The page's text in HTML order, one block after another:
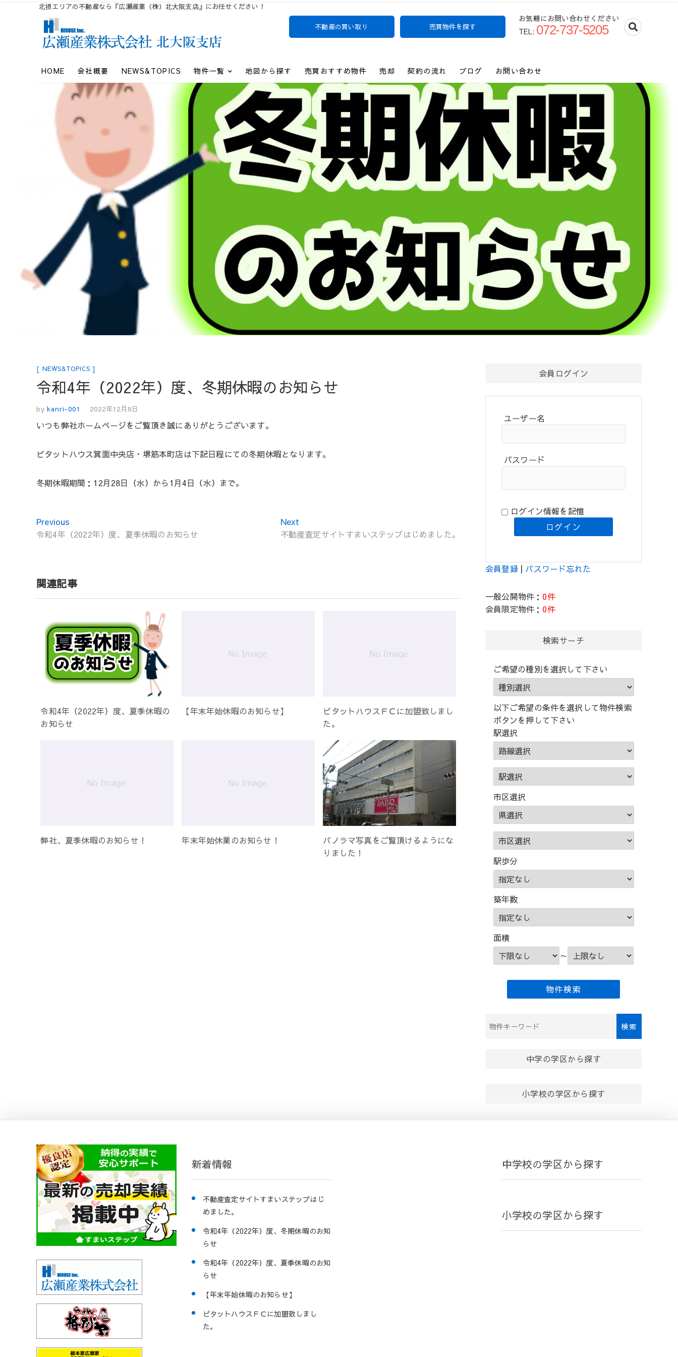
北摂エリアの不動産なら『広瀬産業（株）北大阪支店』にお任せください！
広瀬産業（株）北大阪支店
不動産の買い取り 売買物件を探す
お気軽にお問い合わせください
TEL: 072-737-5205
HOME 会社概要 NEWS&TOPICS 物件一覧 地図から探す 売買おすすめ物件 売却 契約の流れ ブログ お問い合わせ
NEWS&TOPICS
令和4年（2022年）度、冬期休暇のお知らせ
by kanri-001 2022年12月8日
いつも弊社ホームページをご覧頂き誠にありがとうございます。
ピタットハウス箕面中央店・堺筋本町店は下記日程にての冬期休暇となります。
冬期休暇期間：12月28日（水）から1月4日（水）まで。
投
ビ
ゲ
ー
ョ
ン
Previous
r
o
u
p
o
s
t
:
令和4年（2022年）度、夏季休暇のお知らせ
Next
e
s
不動産査定サイトすまいステップはじめました。
関連記事
令和4年（2022年）度、夏季休暇の
お知らせ
【年末年始休暇のお知らせ】
ピタットハウスＦＣに加盟致しまし
た。
弊社、夏季休暇のお知らせ！ 年末年始休業のお知らせ！
パノラマ写真をご覧頂けるようにな
りました！
会員ログイン
ユーザー名
パスワード
ログイン情報を記憶
会員登録| パスワード忘れた
一般公開物件： 0件
会員限定物件： 0件
検索サーチ
ご希望の種別を選択して下さい
以下ご希望の条件を選択して物件検索
ボタンを押して下さい
駅選択
市区選択
駅歩分
築年数
面積
～
索
中学の学区から探す
小学校の学区から探す
新着情報
不動産査定サイトすまいステップはじ
めました。
令和4年（2022年）度、冬期休暇のお知
らせ
令和4年（2022年）度、夏季休暇のお知
らせ
【年末年始休暇のお知らせ】
ピタットハウスＦＣに加盟致しまし
た。
中学校の学区から探す
小学校の学区から探す